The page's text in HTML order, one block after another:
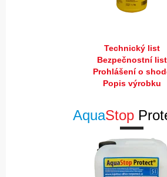
Technický list
Bezpečnostní list
Prohlášení o
Popis výrobku
AquaStop